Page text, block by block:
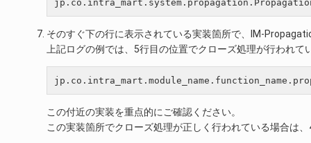
そのすぐ下の行に表示されている実装箇所で、IM-
上記ログの例では、5行目の位置でクローズ処理が行われて
この付近の実装を重点的にご確認ください。
この実装箇所でクローズ処理が正しく行われている場合は